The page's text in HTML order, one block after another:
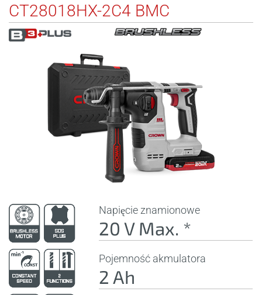
CT28018HX-2C4 BMC
Napięcie znamionowe
20 V Max. *
Pojemność akmulatora
2 Ah